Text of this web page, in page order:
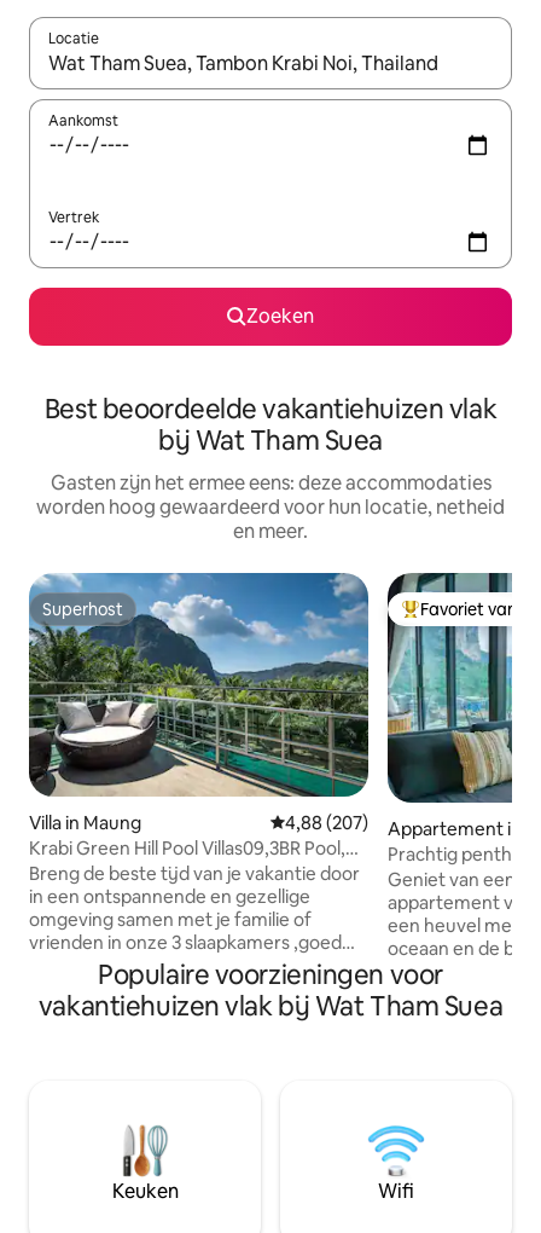
Locatie
Wanneer er suggesties beschikbaar zijn, maak je een keuze
Aankomst
Vertrek
Zoeken
Best beoordeelde vakantiehuizen vlak
bij Wat Tham Suea
Gasten zijn het ermee eens: deze accommodaties
worden hoog gewaardeerd voor hun locatie, netheid
en meer.
Superhost
Superhost
Villa in Maung Gemiddelde beoordeling van
4,88 (207)
Krabi Green Hill Pool Villas09,3BR Pool,
Mtn. uitzicht
Breng de beste tijd van je vakantie door
in een ontspannende en gezellige
omgeving samen met je familie of
vrienden in onze 3 slaapkamers ,goed
uitgerust en bevat alle faciliteiten die je
nodig hebt tijdens je verblijf, keuken
met keukengerei, 2 badkamers, een
slaapbank voor je ontspanning terwijl je
geniet van het uitzicht op het zwembad.
Het zwembad is ruim en perfect voor
jou. We zijn oprecht zorgzame en
Topfavoriet van
Favoriet van
Appartement in
Prachtig
oceaan, centrum
Geniet van een
appartement van
een heuvel met
oceaan en de
grote
slaapkamers,
patio's en een
scooterverhuur.
op een heuvel en
een
te gaan van 8.00
Populaire voorzieningen voor
vakantiehuizen vlak bij Wat Tham Suea
Keuken Wifi